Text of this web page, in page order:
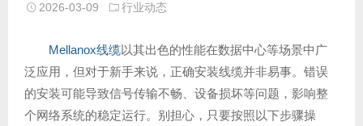
2026-03-09 行业动态
Mellanox线缆以其出色的性能在数据中心等场景中广
泛应用，但对于新手来说，正确安装线缆并非易事。错误
的安装可能导致信号传输不畅、设备损坏等问题，影响整
个网络系统的稳定运行。别担心，只要按照以下步骤操